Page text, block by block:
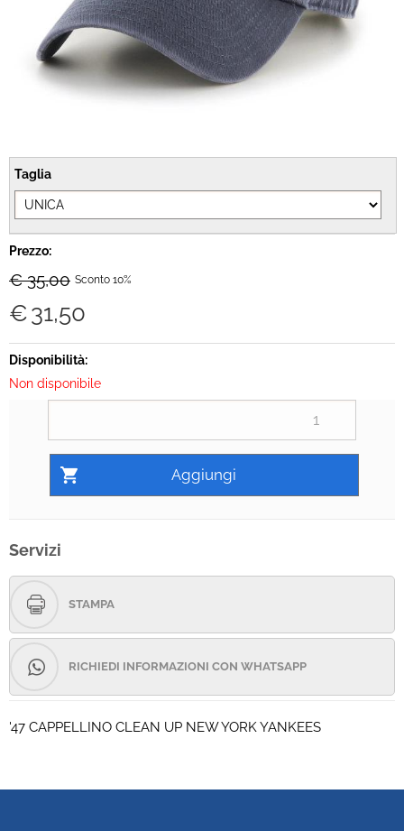
Taglia
Prezzo:
€ 35,00 Sconto 10%
€31,50
Disponibilità:
Non disponibile
Servizi
STAMPA
RICHIEDI INFORMAZIONI CON WHATSAPP
'47 CAPPELLINO CLEAN UP NEW YORK YANKEES